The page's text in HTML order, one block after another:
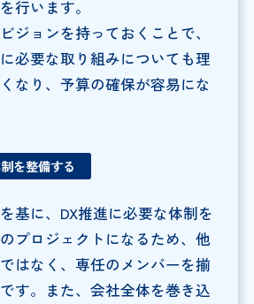
行います。
ジョンを持っておくことで、
必要な取り組みについても理
なり、予算の確保が容易にな
を整備する
基に、DX推進に必要な体制を
プロジェクトになるため、他
はなく、専任のメンバーを揃
す。また、会社全体を巻き込